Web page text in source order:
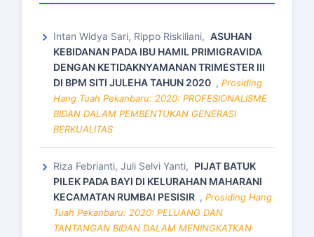
Intan Widya Sari, Rippo Riskiliani, ASUHAN
KEBIDANAN PADA IBU HAMIL PRIMIGRAVIDA
DENGAN KETIDAKNYAMANAN TRIMESTER III
DI BPM SITI JULEHA TAHUN 2020 , Prosiding
Hang Tuah Pekanbaru: 2020: PROFESIONALISME
BIDAN DALAM PEMBENTUKAN GENERASI
BERKUALITAS
Riza Febrianti, Juli Selvi Yanti, PIJAT BATUK
PILEK PADA BAYI DI KELURAHAN MAHARANI
KECAMATAN RUMBAI PESISIR , Prosiding Hang
Tuah Pekanbaru: 2020: PELUANG DAN
TANTANGAN BIDAN DALAM MENINGKATKAN